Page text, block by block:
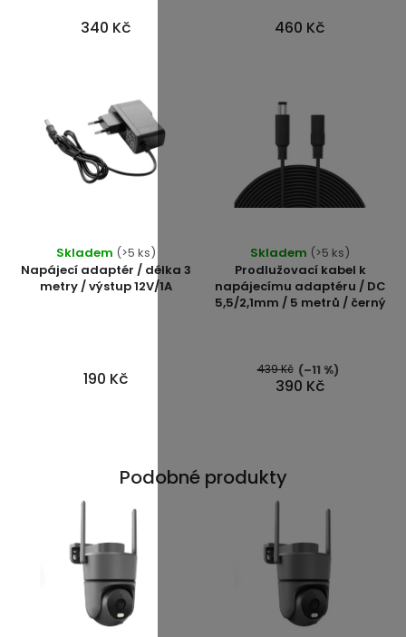
340 Kč 460 Kč
Napájecí adaptér / délka 3
metry / výstup 12V/1A
hodnocení
produktu
5
Skladem (>5 ks)
190 Kč
Prodlužovací kabel k
napájecímu adaptéru / DC
5,5/2,1mm / 5 metrů / černý
Skladem (>5 ks)
390 Kč
439 Kč (–11 %)
Podobné produkty